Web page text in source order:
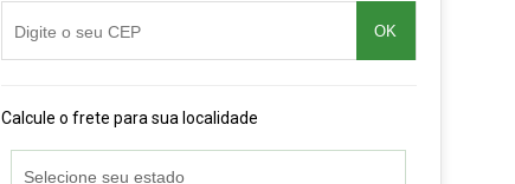
OK
Calcule o frete para sua localidade